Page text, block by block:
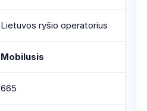
Lietuvos ryšio operatorius
Mobilusis
665